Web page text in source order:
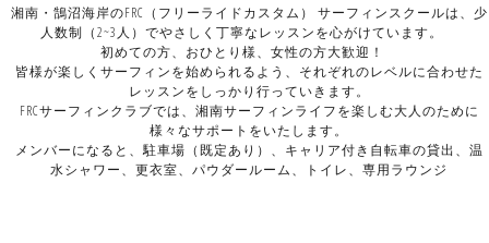
湘南・鵠沼海岸のFRC（フリーライドカスタム） サーフィンスクールは、少
人数制（2~3人）でやさしく丁寧なレッスンを心がけています。
初めての方、おひとり様、女性の方大歓迎！
皆様が楽しくサーフィンを始められるよう、それぞれのレベルに合わせた
レッスンをしっかり行っていきます。
FRCサーフィンクラブでは、湘南サーフィンライフを楽しむ大人のために
様々なサポートをいたします。
メンバーになると、駐車場（既定あり）、キャリア付き自転車の貸出、温
水シャワー、更衣室、パウダールーム、トイレ、専用ラウンジ